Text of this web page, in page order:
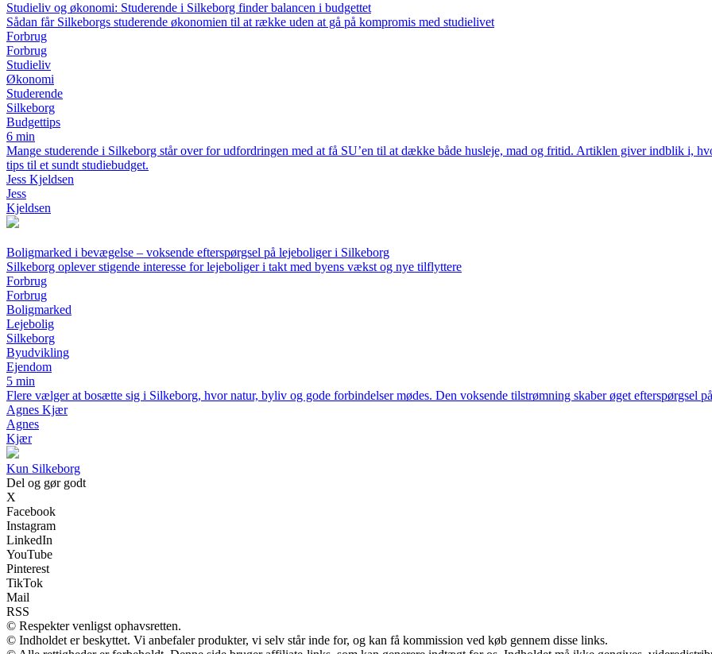
Studieliv og økonomi: Studerende i Silkeborg finder balancen i budgettet
Sådan får Silkeborgs studerende økonomien til at række uden at gå på kompromis med studielivet
Forbrug
Forbrug
Studieliv
Økonomi
Studerende
Silkeborg
Budgettips
6 min
Mange studerende i Silkeborg står over for udfordringen med at få SU’en til at dække både husleje, mad og fritid. Artiklen giver indblik i,
tips til et sundt studiebudget.
Jess Kjeldsen
Jess
Kjeldsen
Boligmarked i bevægelse – voksende efterspørgsel på lejeboliger i Silkeborg
Silkeborg oplever stigende interesse for lejeboliger i takt med byens vækst og nye tilflyttere
Forbrug
Forbrug
Boligmarked
Lejebolig
Silkeborg
Byudvikling
Ejendom
5 min
Flere vælger at bosætte sig i Silkeborg, hvor natur, byliv og gode forbindelser mødes. Den voksende tilstrømning skaber øget efterspørgsel
Agnes Kjær
Agnes
Kjær
Kun Silkeborg
Del og gør godt
X
Facebook
Instagram
LinkedIn
YouTube
Pinterest
TikTok
Mail
RSS
© Respekter venligst ophavsretten.
© Indholdet er beskyttet. Vi anbefaler produkter, vi selv står inde for, og kan få kommission ved køb gennem disse links.